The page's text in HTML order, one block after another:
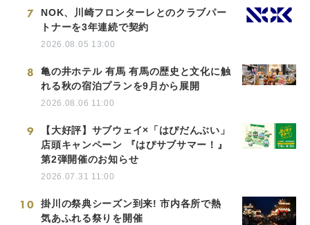
7
NOK、川崎フロンターレとのクラブパー
トナーを3年連続で契約
2026.08.05 13:00
8
亀の井ホテル 有馬 有馬の歴史と文化に触
れる秋の宿泊プランを9月から展開
2026.08.06 11:00
9
【大好評】サブウェイ×「はぴだんぶい」
店頭キャンペーン 『はぴサブサマー！』
第2弾開催のお知らせ
2026.07.31 11:00
10
掛川の祭典シーズン到来! 市内各所で熱
気あふれる祭りを開催